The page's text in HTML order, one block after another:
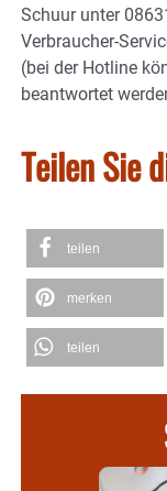
Schuur unter
Verbraucher-
(bei der Hotline
beantwortet
Teilen Sie
teilen
merken
teilen